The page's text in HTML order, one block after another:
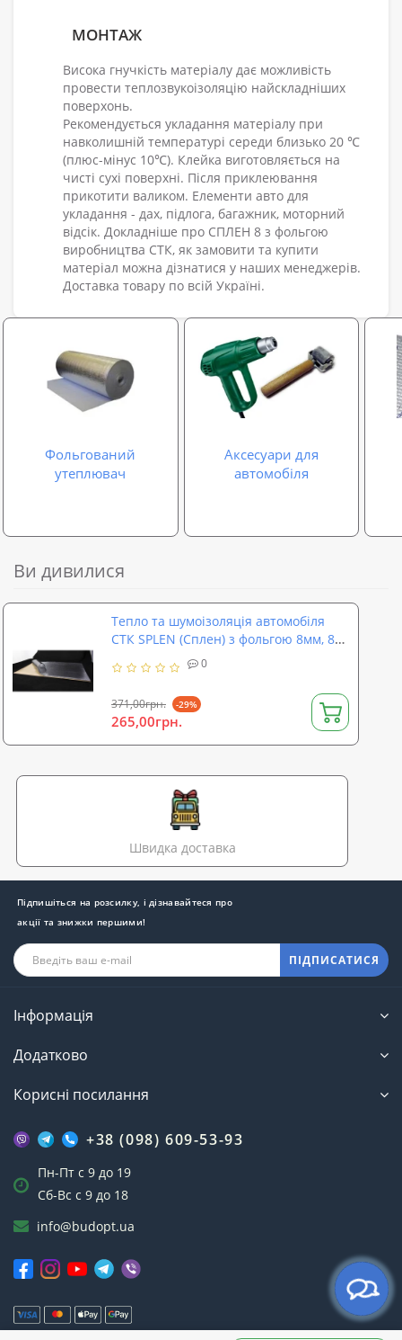
МОНТАЖ
Висока гнучкість матеріалу дає можливість
провести теплозвукоізоляцію найскладніших
поверхонь.
Рекомендується укладання матеріалу при
навколишній температурі середи близько 20 ℃
(плюс-мінус 10℃). Клейка виготовляється на
чисті сухі поверхні. Після приклеювання
прикотити валиком. Елементи авто для
укладання - дах, підлога, багажник, моторний
відсік. Докладніше про СПЛЕН 8 з фольгою
виробництва СТК, як замовити та купити
матеріал можна дізнатися у наших менеджерів.
Доставка товару по всій Україні.
Фольгований
утеплювач
Аксесуари для
автомобіля
Ви дивилися
Тепло та шумоізоляція автомобіля
СТК SPLEN (Сплен) з фольгою 8мм, 80
0
371,00грн. -29%
265,00грн.
Швидка доставка
Підпишіться на розсилку, і дізнавайтеся про
акції та знижки першими!
ПІДПИСАТИСЯ
Інформація
Додатково
Корисні посилання
+38 (098) 609-53-93
Пн-Пт с 9 до 19
Сб-Вс с 9 до 18
info@budopt.ua